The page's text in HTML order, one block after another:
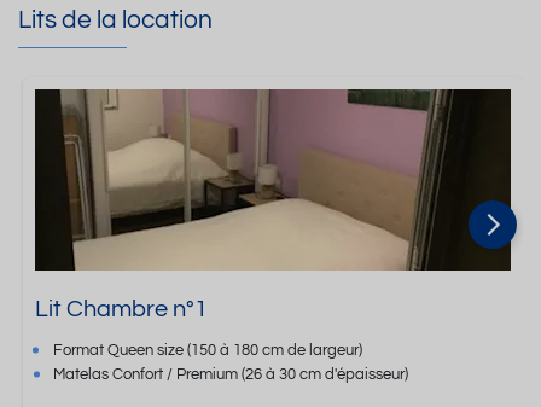
Lits de la location
Lit Chambre n°1
FormatQueen size (150 à 180 cm de largeur)
Matelas Confort / Premium(26 à 30 cm d'épaisseur)